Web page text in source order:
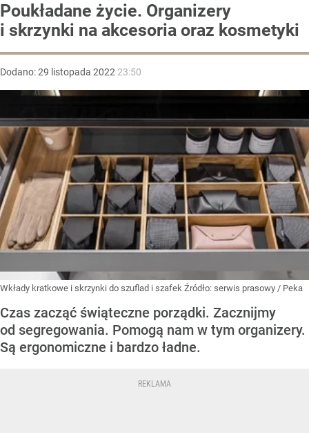
Poukładane życie. Organizery
i skrzynki na akcesoria oraz kosmetyki
Dodano:29 listopada 2022 23:50
Wkłady kratkowe i skrzynki do szuflad i szafek Źródło: serwis prasowy / Peka
Czas zacząć świąteczne porządki. Zacznijmy
od segregowania. Pomogą nam w tym organizery.
Są ergonomiczne i bardzo ładne.